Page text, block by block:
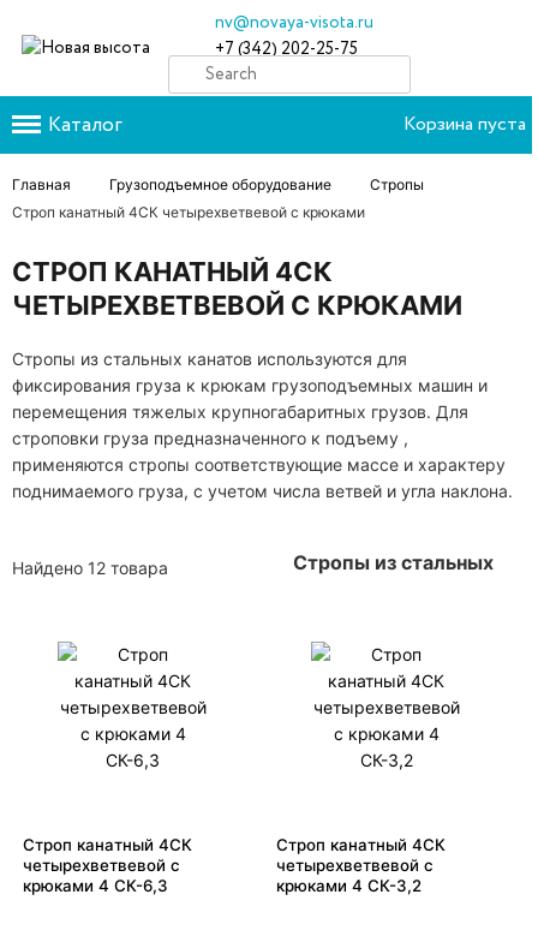
nv@novaya-visota.ru
+7 (342) 202-25-75
Корзина пуста
Каталог
Главная Грузоподъемное оборудование
Стропы
Строп канатный 4СК четырехветвевой с крюками
СТРОП КАНАТНЫЙ 4СК
ЧЕТЫРЕХВЕТВЕВОЙ С КРЮКАМИ
Стропы из стальных канатов используются для
фиксирования груза к крюкам грузоподъемных машин и
перемещения тяжелых крупногабаритных грузов. Для
строповки груза предназначенного к подъему ,
применяются стропы соответствующие массе и характеру
поднимаемого груза, с учетом числа ветвей и угла наклона.
Найдено 12 товара
Строп канатный 4СК
четырехветвевой с
крюками 4 СК-6,3
Строп канатный 4СК
четырехветвевой с
крюками 4 СК-3,2
Стропы из стальных